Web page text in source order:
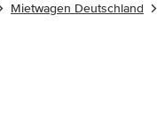
Mietwagen Deutschland